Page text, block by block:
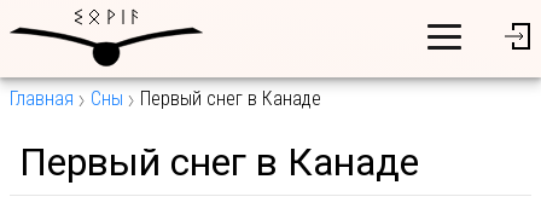
Главная Сны Первый снег в Канаде
Первый снег в Канаде